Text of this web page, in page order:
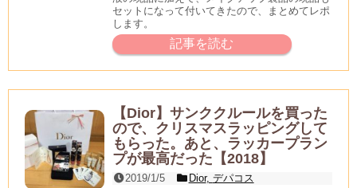
セットになって付いてきたので、まとめてレポ
します。
記事を読む
【Dior】サンククルールを買った
ので、クリスマスラッピングして
もらった。あと、ラッカープラン
プが最高だった【2018】
2019/1/5 Dior, デパコス